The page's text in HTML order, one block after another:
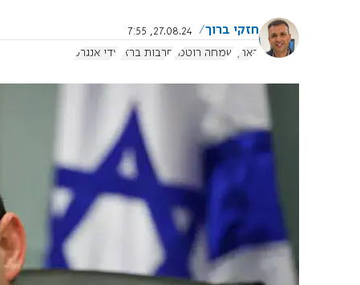
חזקי ברוך
27.08.24, 7:55
הארץ
שמחה רוטמן חרבות ברזל עדי אנגרט